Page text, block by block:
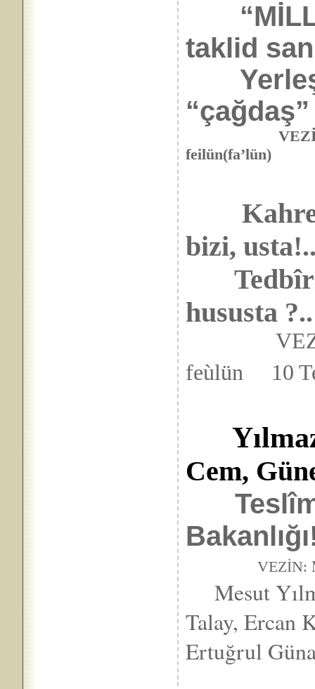
taklid
VEZİN:
feilün(fa’lün)
bizi,
hususta ?..
feùlün 10
Cem,
VEZİN:
Mesut
Talay, Ercan
Ertuğrul